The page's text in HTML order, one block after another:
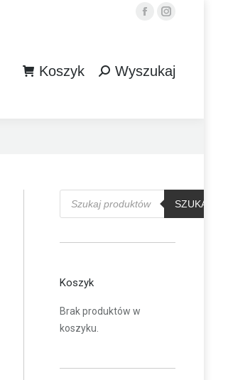
FacebookInstagram
Koszyk Szukaj:Wyszukaj
Wyszukiwarka
produktów
SZUKAJ
Koszyk
Brak produktów w
koszyku.